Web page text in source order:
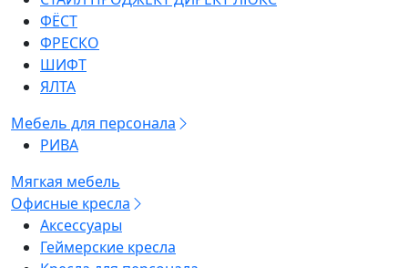
ФЁСТ
ФРЕСКО
ШИФТ
ЯЛТА
Мебель для персонала
РИВА
Мягкая мебель
Офисные кресла
Аксессуары
Геймерские кресла